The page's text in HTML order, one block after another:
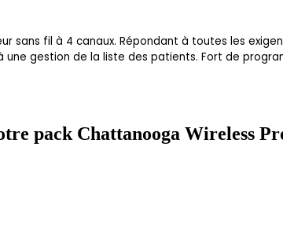
sans fil à 4 canaux. Répondant à toutes les
gestion de la liste des patients. Fort de
pack Chattanooga Wireless